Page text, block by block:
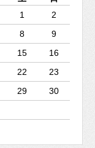
1
2
8
9
15
16
22
23
29
30